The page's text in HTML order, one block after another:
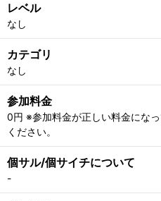
レベル
なし
カテゴリ
なし
参加料金
0円 ※参加料金が正しい料金にな
ください。
個サル/個サイチについて
-